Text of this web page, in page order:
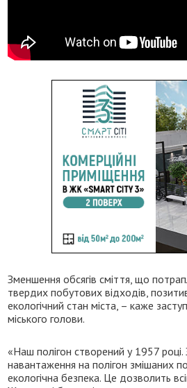
Зменшення обсягів сміття, що
твердих побутових відходів,
екологічний стан міста, – каже
міського голови.
«Наш полігон створений у 1957
навантаження на полігон змішаних
екологічна безпека. Це дозволить